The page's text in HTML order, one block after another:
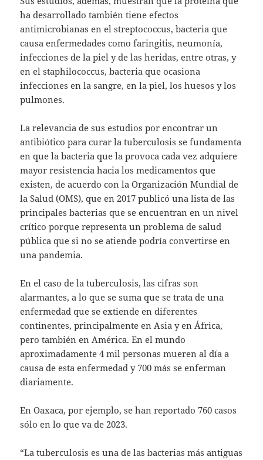
ha desarrollado también tiene efectos
antimicrobianas en el streptococcus, bacteria que
causa enfermedades como faringitis, neumonía,
infecciones de la piel y de las heridas, entre otras, y
en el staphilococcus, bacteria que ocasiona
infecciones en la sangre, en la piel, los huesos y los
pulmones.
La relevancia de sus estudios por encontrar un
antibiótico para curar la tuberculosis se fundamenta
en que la bacteria que la provoca cada vez adquiere
mayor resistencia hacia los medicamentos que
existen, de acuerdo con la Organización Mundial de
la Salud (OMS), que en 2017 publicó una lista de las
principales bacterias que se encuentran en un nivel
crítico porque representa un problema de salud
pública que si no se atiende podría convertirse en
una pandemia.
En el caso de la tuberculosis, las cifras son
alarmantes, a lo que se suma que se trata de una
enfermedad que se extiende en diferentes
continentes, principalmente en Asia y en África,
pero también en América. En el mundo
aproximadamente 4 mil personas mueren al día a
causa de esta enfermedad y 700 más se enferman
diariamente.
En Oaxaca, por ejemplo, se han reportado 760 casos
sólo en lo que va de 2023.
“La tuberculosis es una de las bacterias más antiguas